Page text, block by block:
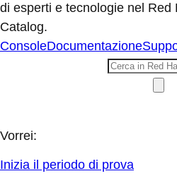
di esperti e tecnologie nel Red
Catalog.
ConsoleDocumentazione
Vorrei:
Inizia il periodo di prova